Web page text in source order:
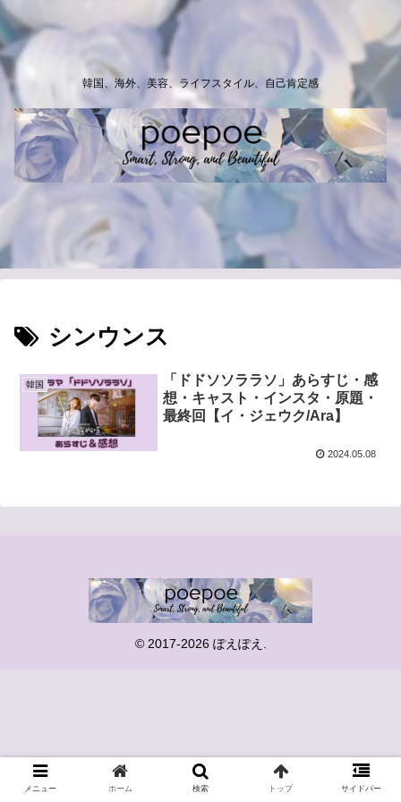
韓国、海外、美容、ライフスタイル、自己肯定感
シンウンス
韓国
「ドドソソララソ」あらすじ・感
想・キャスト・インスタ・原題・
最終回【イ・ジェウク/Ara】
2024.05.08
© 2017-2026 ぽえぽえ.
メニュー ホーム 検索 トップ サイドバー